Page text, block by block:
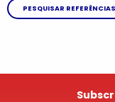
PESQUISAR REFERÊNCIAS